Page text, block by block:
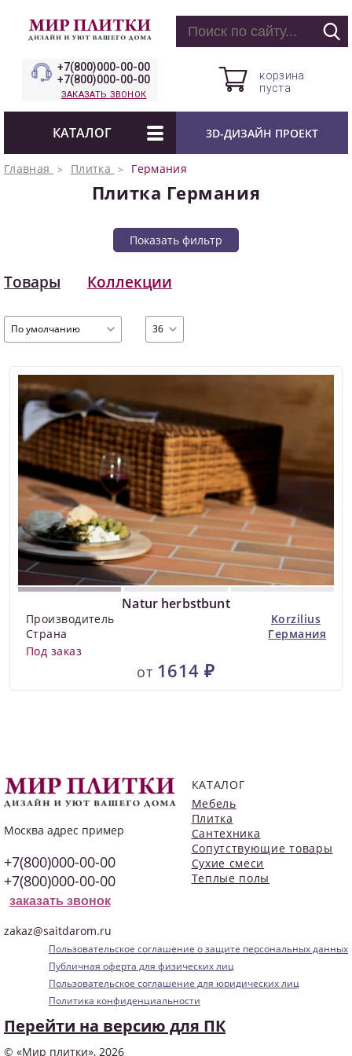
+7(800)000-00-00
+7(800)000-00-00
ЗАКАЗАТЬ ЗВОНОК
корзина
пуста
КАТАЛОГ 3D-ДИЗАЙН ПРОЕКТ
Главная Плитка Германия
Плитка Германия
Показать фильтр
Товары Коллекции
По умолчанию 36
Natur herbstbunt
Производитель
Korzilius
Страна
Германия
Под заказ
от 1614 ₽
Москва адрес пример
+7(800)000-00-00
+7(800)000-00-00
заказать звонок
zakaz@saitdarom.ru
КАТАЛОГ
Мебель
Плитка
Сантехника
Сопутствующие товары
Сухие смеси
Теплые полы
Пользовательское соглашение о защите персональных данных
Публичная оферта для физических лиц
Пользовательское соглашение для юридических лиц
Политика конфиденциальности
Перейти на версию для ПК
© «Мир плитки», 2026